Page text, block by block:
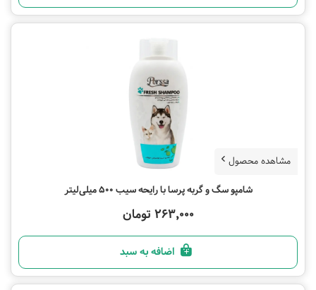
مشاهده محصول
شامپو سگ و گربه پرسا با رایحه سیب 500 میلی‌لیتر
263,000 تومان
اضافه به سبد